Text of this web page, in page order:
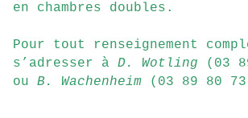
en chambres doubles.
Pour tout renseignement
s’adresser à D. Wotling (03
ou B. Wachenheim (03 89 80